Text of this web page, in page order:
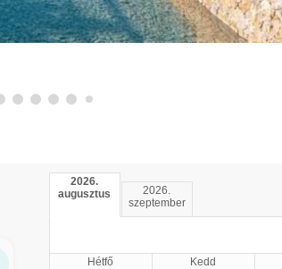
2026.
augusztus
2026.
szeptember
Hétfő Kedd